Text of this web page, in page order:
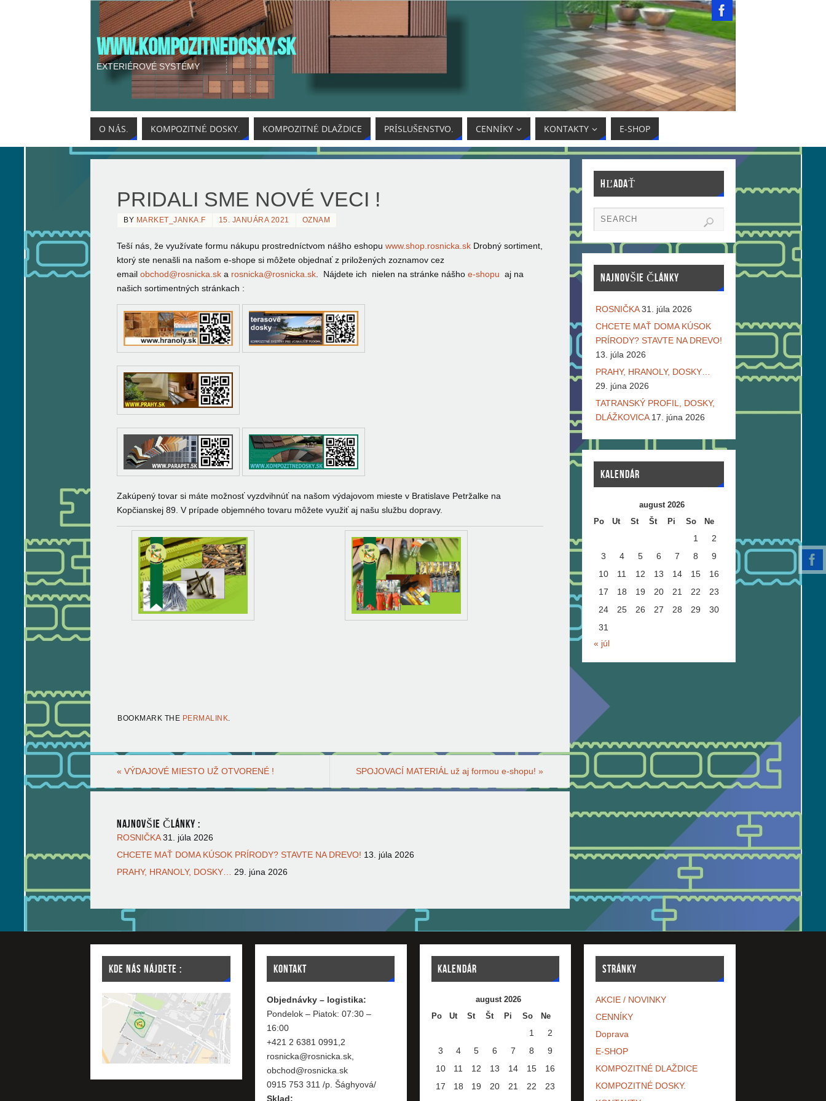
WWW.KOMPOZITNEDOSKY.SK
EXTERIÉROVÉ SYSTÉMY
O NÁS. KOMPOZITNÉ DOSKY. KOMPOZITNÉ DLAŽDICE PRÍSLUŠENSTVO. CENNÍKY KONTAKTY E-SHOP
PRIDALI SME NOVÉ VECI !
BY MARKET_JANKA.F 15. JANUÁRA 2021 OZNAM
Teší nás, že využívate formu nákupu prostredníctvom nášho eshopu www.shop.rosnicka.sk Drobný sortiment,
ktorý ste nenašli na našom e-shope si môžete objednaťz priložených zoznamov cez
email obchod@rosnicka.sk a rosnicka@rosnicka.sk . Nájdete ich nielen na stránke nášho e-shopu aj na
našich sortimentných stránkach :
Zakúpený tovar si máte možnosť vyzdvihnúť na našom výdajovom mieste v Bratislave Petržalke na
Kopčianskej 89. V prípade objemného tovaru môžete využiť aj našu službu dopravy.
BOOKMARK THE PERMALINK.
« VÝDAJOVÉ MIESTO UŽ OTVORENÉ ! SPOJOVACÍ MATERIÁL už aj formou e-shopu! »
NAJNOVŠIE ČLÁNKY :
ROSNIČKA 31. júla 2026
CHCETE MAŤ DOMA KÚSOK PRÍRODY? STAVTE NA DREVO! 13. júla 2026
PRAHY, HRANOLY, DOSKY… 29. júna 2026
HĽADAŤ
NAJNOVŠIE ČLÁNKY
ROSNIČKA 31. júla 2026
CHCETE MAŤ DOMA KÚSOK
PRÍRODY? STAVTE NA DREVO!
13. júla 2026
PRAHY, HRANOLY, DOSKY…
29. júna 2026
TATRANSKÝ PROFIL, DOSKY,
DLÁŽKOVICA 17. júna 2026
KALENDÁR
august 2026
Po
Ut St Št Pi So Ne
1
2
3
4 5 6 7 8
9
10
11 12 13 14 15
16
17
18 19 20 21 22
23
24
25 26 27 28 29
30
31
« júl
KDE NÁS NÁJDETE : KONTAKT
Objednávky – logistika:
Pondelok – Piatok: 07:30 –
16:00
+421 2 6381 0991,2
rosnicka@rosnicka.sk,
obchod@rosnicka.sk
0915 753 311 /p. Šághyová/
Sklad:
KALENDÁR
august 2026
Po
Ut St Št Pi So Ne
1
2
3
4 5 6 7 8
9
10
11 12 13 14 15
16
17
18 19 20 21 22
23
STRÁNKY
AKCIE / NOVINKY
CENNÍKY
Doprava
E-SHOP
KOMPOZITNÉ DLAŽDICE
KOMPOZITNÉ DOSKY.